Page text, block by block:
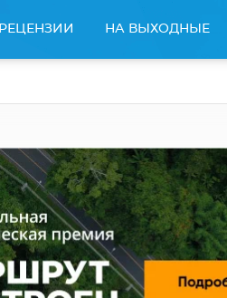
РЕЦЕНЗИИ НА ВЫХОДНЫЕ